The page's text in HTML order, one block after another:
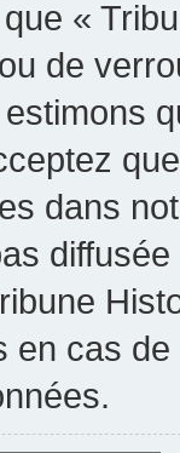
«
de
dans
en cas